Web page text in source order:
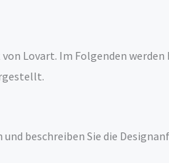
Lovart. Im Folgenden werden
beschreiben Sie die